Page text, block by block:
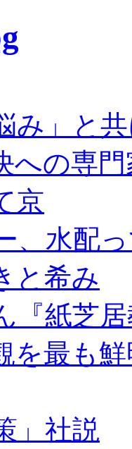
み」と
への専
京
、水配
と希み
『紙芝
を最も
」社説